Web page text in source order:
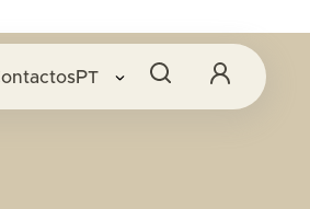
Contactos PT